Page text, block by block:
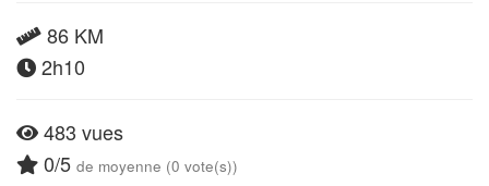
86 KM
2h10
483 vues
0/5 de moyenne (0 vote(s))